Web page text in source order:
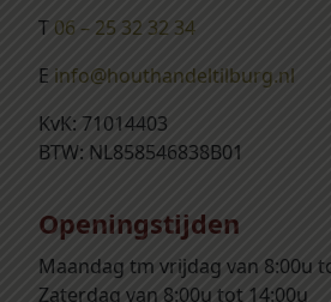
T 06 – 25 32 32 34
E info@houthandeltilburg.nl
KvK: 71014403
BTW: NL858546838B01
Openingstijden
Maandag tm vrijdag van 8:00u
Zaterdag van 8:00u tot 14:00u